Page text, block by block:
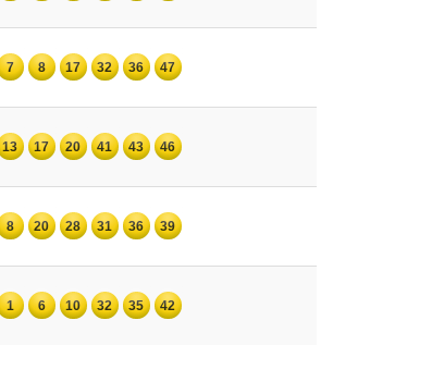
7 8 17 32 36 47
13 17 20 41 43 46
8 20 28 31 36 39
1 6 10 32 35 42